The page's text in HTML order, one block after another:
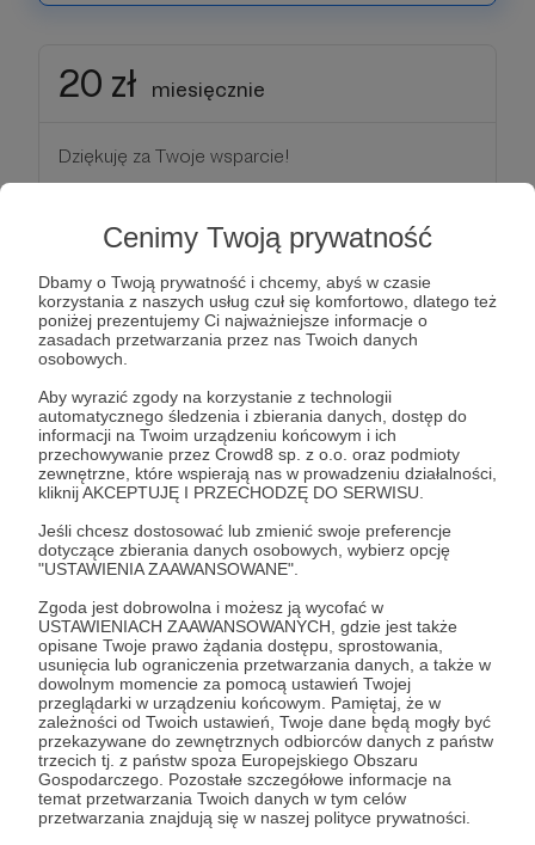
Cenimy Twoją prywatność
Dbamy o Twoją prywatność i chcemy, abyś w czasie
korzystania z naszych usług czuł się komfortowo, dlatego też
poniżej prezentujemy Ci najważniejsze informacje o
zasadach przetwarzania przez nas Twoich danych
osobowych.
Aby wyrazić zgody na korzystanie z technologii
automatycznego śledzenia i zbierania danych, dostęp do
informacji na Twoim urządzeniu końcowym i ich
przechowywanie przez Crowd8 sp. z o.o. oraz podmioty
zewnętrzne, które wspierają nas w prowadzeniu działalności,
kliknij AKCEPTUJĘ I PRZECHODZĘ DO SERWISU.
Jeśli chcesz dostosować lub zmienić swoje preferencje
dotyczące zbierania danych osobowych, wybierz opcję
"USTAWIENIA ZAAWANSOWANE".
Zgoda jest dobrowolna i możesz ją wycofać w
USTAWIENIACH ZAAWANSOWANYCH, gdzie jest także
opisane Twoje prawo żądania dostępu, sprostowania,
usunięcia lub ograniczenia przetwarzania danych, a także w
dowolnym momencie za pomocą ustawień Twojej
przeglądarki w urządzeniu końcowym. Pamiętaj, że w
zależności od Twoich ustawień, Twoje dane będą mogły być
przekazywane do zewnętrznych odbiorców danych z państw
trzecich tj. z państw spoza Europejskiego Obszaru
Gospodarczego. Pozostałe szczegółowe informacje na
temat przetwarzania Twoich danych w tym celów
przetwarzania znajdują się w naszej polityce prywatności.
20 zł miesięcznie
Dziękuję za Twoje wsparcie!
30 zł miesięcznie
Dziękuję za Twoje wsparcie!
Patroni: 4
50 zł miesięcznie
Dziękuję za Twoje wsparcie!
Patroni: 2
100 zł miesięcznie